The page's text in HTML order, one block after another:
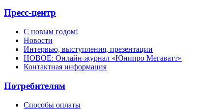
Пресс-центр
С новым годом!
Новости
Интервью, выступления, презентации
НОВОЕ: Онлайн-журнал «Юнипро Мегаватт»
Контактная информация
Потребителям
Способы оплаты